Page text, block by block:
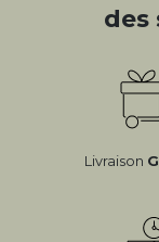
des
Livraison